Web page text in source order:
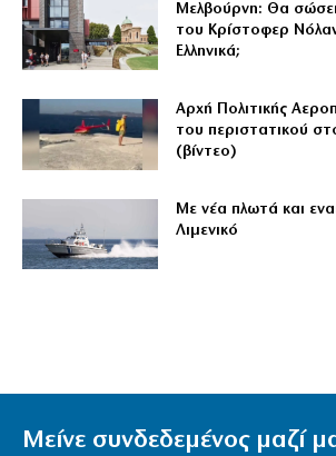
Μελβούρνη: Θα
του Κρίστοφερ
Ελληνικά;
Αρχή Πολιτικής
του περιστατικού
(βίντεο)
Με νέα πλωτά και
Λιμενικό
Μείνε συνδεδεμένος μαζί